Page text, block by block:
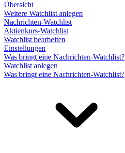
Übersicht
Weitere Watchlist anlegen
Nachrichten-Watchlist
Aktienkurs-Watchlist
Watchlist bearbeiten
Einstellungen
Was bringt eine Nachrichten-Watchlist?
Watchlist anlegen
Was bringt eine Nachrichten-Watchlist?